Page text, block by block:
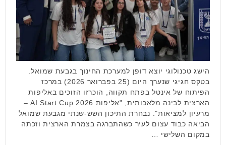
הישג טכנולוגי יוצא דופן למערכת החינוך בגבעת שמואל.
בטקס חגיגי שנערך היום (25 בפברואר 2026) במרכז
הפיתוח של אינטל בפתח תקווה, הוכרזו הזוכים באליפות
הארצית לבינה מלאכותית, "אליפות 2026 AI Start Cup –
מרעיון למציאות". נבחרת התיכון השש-שנתי מגבעת שמואל
הביאה כבוד עצום לעיר כשהתברגה בצמרת הארצית וזכתה
במקום השלישי …